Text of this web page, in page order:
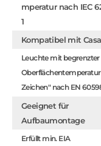
mperatur nach IEC
1
Kompatibel mit
Leuchte mit begrenzter
Zeichen" nach EN
Geeignet für
Aufbaumontage
Erfüllt min. EIA